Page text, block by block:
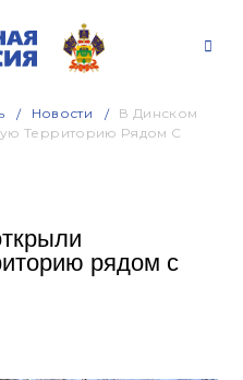
Новости
В Динском
Территорию Рядом С
рядом с